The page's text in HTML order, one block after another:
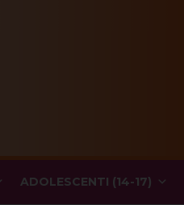
ADOLESCENTI (14-17)